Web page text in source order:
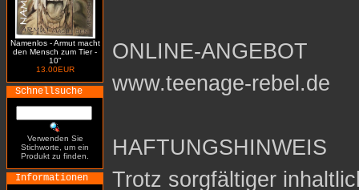
Namenlos - Armut macht
den Mensch zum Tier -
10"
13.00EUR
Schnellsuche
Verwenden Sie
Stichworte, um ein
Produkt zu finden.
Informationen
ONLINE-ANGEBOT
www.teenage-rebel.de
HAFTUNGSHINWEIS
Trotz sorgfältiger